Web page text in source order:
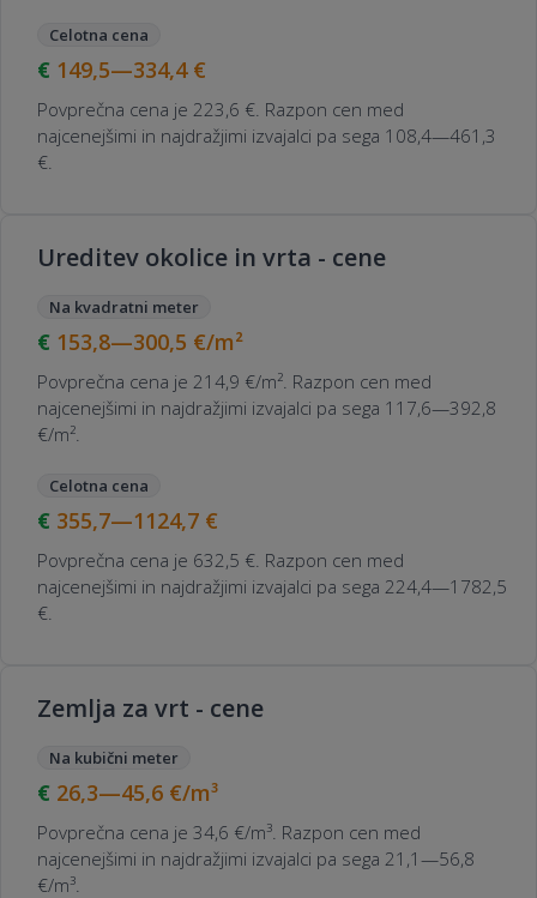
Celotna cena
149,5—334,4 €
Povprečna cena je 223,6 €. Razpon cen med
najcenejšimi in najdražjimi izvajalci pa sega 108,4—461,3
€.
Ureditev okolice in vrta - cene
Na kvadratni meter
153,8—300,5 €/m²
Povprečna cena je 214,9 €/m². Razpon cen med
najcenejšimi in najdražjimi izvajalci pa sega 117,6—392,8
€/m².
Celotna cena
355,7—1124,7 €
Povprečna cena je 632,5 €. Razpon cen med
najcenejšimi in najdražjimi izvajalci pa sega 224,4—1782,5
€.
Zemlja za vrt - cene
Na kubični meter
26,3—45,6 €/m³
Povprečna cena je 34,6 €/m³. Razpon cen med
najcenejšimi in najdražjimi izvajalci pa sega 21,1—56,8
€/m³.